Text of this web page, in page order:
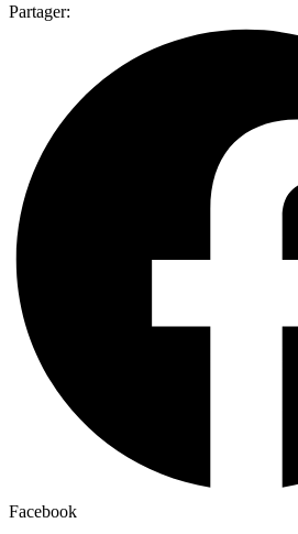
Partager:
Facebook